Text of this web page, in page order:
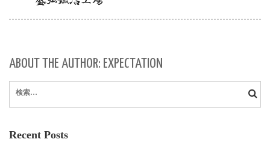
ABOUT THE AUTHOR: EXPECTATION
索:
Recent Posts